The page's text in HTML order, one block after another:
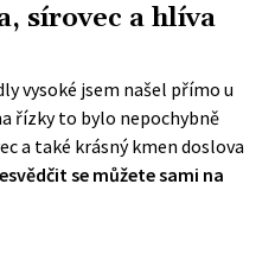
sírovec a hlíva
vysoké jsem našel přímo u
řízky to bylo nepochybně
a také krásný kmen doslova
se můžete sami na